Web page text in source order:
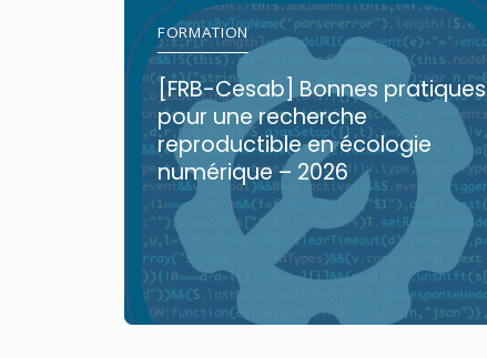
FORMATION
[FRB-Cesab] Bonnes pratiques
pour une recherche
reproductible en écologie
numérique – 2026